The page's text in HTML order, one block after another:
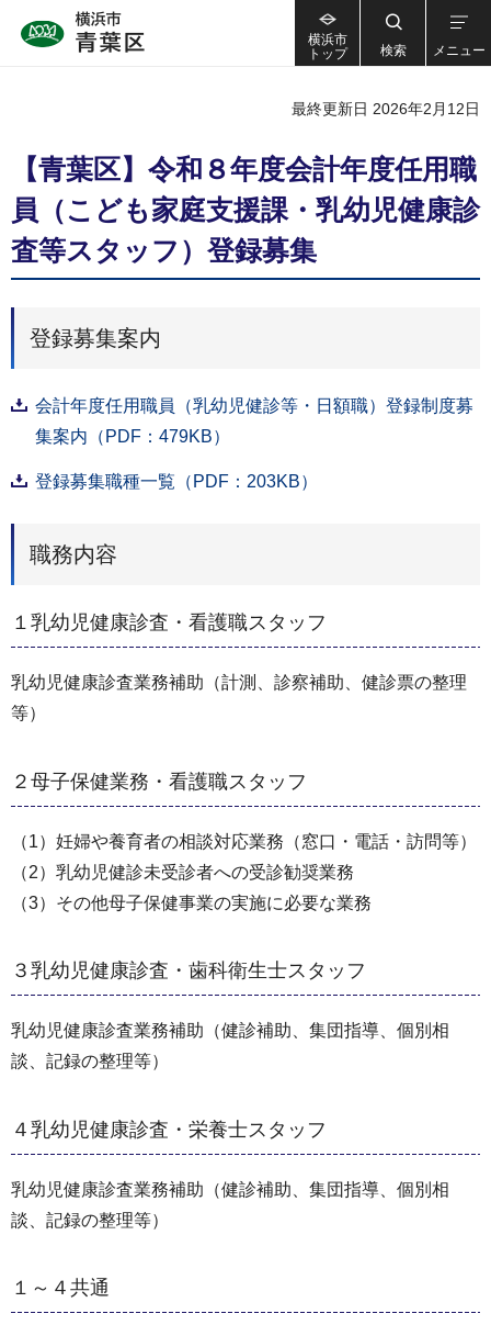
横浜市
トップ
検索 メニュー
最終更新日 2026年2月12日
【青葉区】令和８年度会計年度任用職
員（こども家庭支援課・乳幼児健康診
査等スタッフ）登録募集
登録募集案内
会計年度任用職員（乳幼児健診等・日額職）登録制度募
集案内（PDF：479KB）
登録募集職種一覧（PDF：203KB）
職務内容
１乳幼児健康診査・看護職スタッフ
乳幼児健康診査業務補助（計測、診察補助、健診票の整理
等）
２母子保健業務・看護職スタッフ
（1）妊婦や養育者の相談対応業務（窓口・電話・訪問等）
（2）乳幼児健診未受診者への受診勧奨業務
（3）その他母子保健事業の実施に必要な業務
３乳幼児健康診査・歯科衛生士スタッフ
乳幼児健康診査業務補助（健診補助、集団指導、個別相
談、記録の整理等）
４乳幼児健康診査・栄養士スタッフ
乳幼児健康診査業務補助（健診補助、集団指導、個別相
談、記録の整理等）
１～４共通